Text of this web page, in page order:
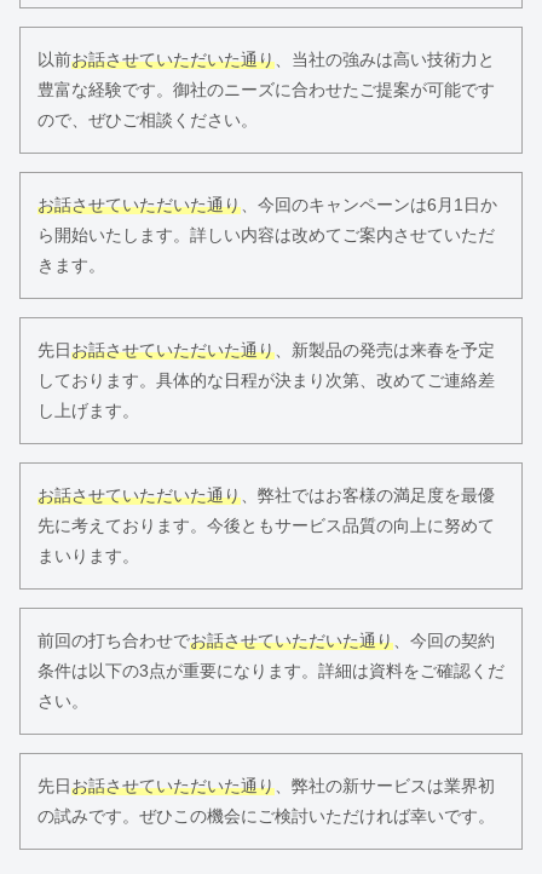
以前お話させていただいた通り 、当社の強みは高い技術力と
豊富な経験です。御社のニーズに合わせたご提案が可能です
ので、ぜひご相談ください。
お話させていただいた通り 、今回のキャンペーンは6月1日か
ら開始いたします。詳しい内容は改めてご案内させていただ
きます。
先日お話させていただいた通り 、新製品の発売は来春を予定
しております。具体的な日程が決まり次第、改めてご連絡差
し上げます。
お話させていただいた通り 、弊社ではお客様の満足度を最優
先に考えております。今後ともサービス品質の向上に努めて
まいります。
前回の打ち合わせでお話させていただいた通り 、今回の契約
条件は以下の3点が重要になります。詳細は資料をご確認くだ
さい。
先日お話させていただいた通り 、弊社の新サービスは業界初
の試みです。ぜひこの機会にご検討いただければ幸いです。